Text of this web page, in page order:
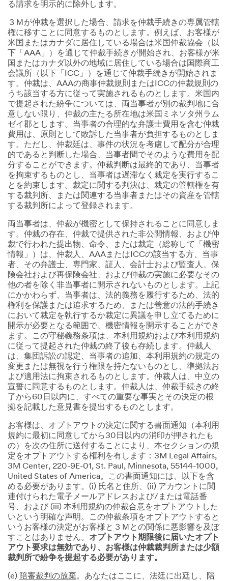
る請求を明示的に除外します。
３Ｍが仲裁を選択した場合、請求を仲裁手続きの専属管轄
権に移すことに同意するものとします。例えば、お客様が
米国またはカナダに居住している場合は米国仲裁協会（以
下「AAA」）を通じて仲裁手続きが開始され、お客様が米
国またはカナダ以外の地域に居住している場合は国際商工
会議所（以下「ICC」）を通じて仲裁手続きが開始されま
す。仲裁は、AAAの商事仲裁規則またはICCの仲裁規則の
うち該当する方に従って実施されるものとします。米国内
で提起された紛争については、両当事者が別の裁判地に合
意しない限り、仲裁の主たる所在地は米国ミネソタ州ラム
ゼイ郡とします。当事者の合理的な弁護士費用を含む仲裁
費用は、原則として敗訴した当事者が負担するものとしま
す。ただし、仲裁廷は、事件の状況を考慮して配分が合理
的であると判断した場合、当事者間でそのような費用を配
分することができます。仲裁判断は最終的であり、当事者
を拘束するものとし、当事者は遅滞なく裁定を実行するこ
とを約束します。裁定に関する判決は、裁定の管轄権を有
する裁判所、または関連する当事者またはその資産を管轄
する裁判所によって登録されます。
両当事者は、仲裁が機密として保持されることに同意しま
す。仲裁の存在、仲裁で提供された非公開情報、および仲
裁で行われた提出物、命令、または裁定（総称して「機密
情報」）は、仲裁人、AAAまたはICCの該当する方、当事
者、その弁護士、専門家、証人、会計士および監査人、保
険会社および再保険会社、および仲裁の実施に必要なその
他の者を除く非当事者に開示されないものとします。上記
にかかわらず、当事者は、法的義務を履行するため、法的
権利を保護または追求するため、または善意の法的手続き
において裁定を執行するか裁定に異議を申し立てるために
開示が必要となる範囲で、機密情報を開示することができ
ます。この守秘義務条項は、本利用規約および本利用規約
に従って提起された仲裁の終了後も存続します。仲裁人
は、集団訴訟の認定、当事者の追加、本利用規約の規定の
変更または無視を行う権限を持たないものとし、準拠法お
よび適用法に拘束されるものとします。仲裁人は、中立の
宣誓に同意するものとします。仲裁人は、仲裁手続きの終
了から60日以内に、すべての重要な事実とその決定の根
拠を記載した意見書を提出するものとします。
お客様は、オプトアウトの決定に関する書面通知（本利用
規約に最初に同意してから30日以内の消印が押されたも
の）を次の住所に送付することにより、本セクションの規
定をオプトアウトする権利を有します：3M Legal Affairs,
3M Center, 220-9E-01, St. Paul, Minnesota, 55144-1000,
United States of America。この書面通知には、以下を含
める必要があります。(i) 氏名と住所、(ii) アカウントに関
連付けられた電子メールアドレスおよび/または電話番
号、および (iii) 本利用規約の仲裁合意をオプトアウトした
いという明確な声明。この仲裁条項をオプトアウトすると
いうお客様の決定がお客様と３Ｍとの関係に悪影響を及ぼ
すことはありません。 オプトアウト期限後に届いたオプト
アウト要求は無効であり、お客様は仲裁裁判所または少額
裁判所で紛争を提起する必要があります。
(e) 陪審裁判の放棄。あなたはここに、法廷に出廷し、陪